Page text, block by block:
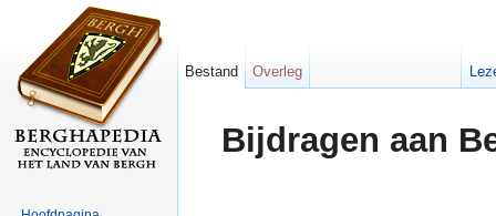
Bijdragen aan
Bestand Overleg